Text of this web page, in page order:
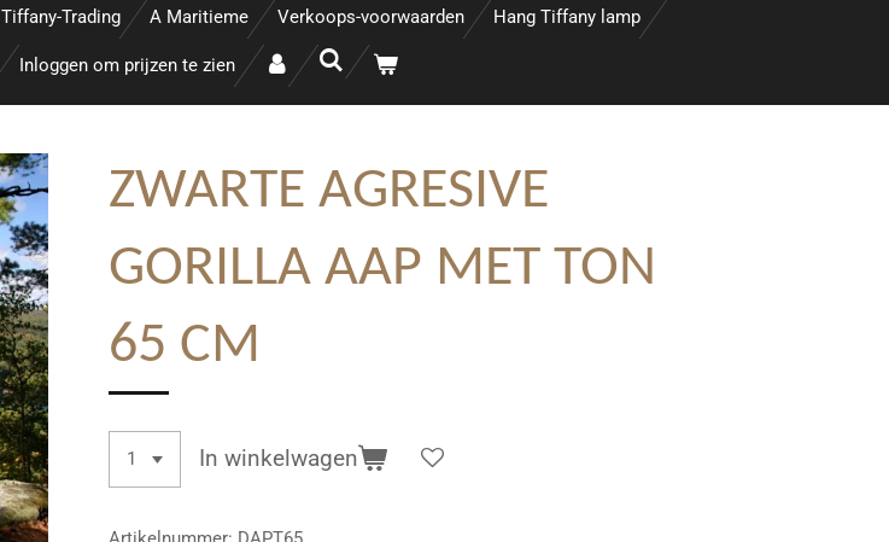
Tiffany-Trading A Maritieme Verkoops-voorwaarden Hang Tiffany lamp
Inloggen om prijzen te zien
ZWARTE AGRESIVE
GORILLA AAP MET TON
65 CM
In winkelwagen